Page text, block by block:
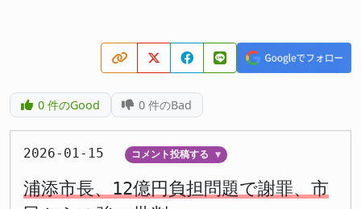
0件のGood 0 件のBad
2026-01-15 コメント投稿する ▼
浦添市長、12億円負担問題で謝罪、市